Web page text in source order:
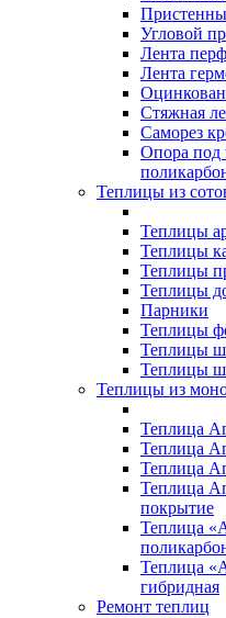
Угловой
Лента
Лента
Стяжная
Саморез
Опора под
Теплицы из
Теплицы
Теплицы
Теплицы
Теплицы
Парники
Теплицы
Теплицы
Теплицы
Теплицы из
Теплица
Теплица
Теплица
Теплица
покрытие
Теплица
Теплица
гибридная
Ремонт теплиц